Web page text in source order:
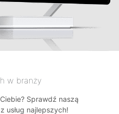
w branży
Sprawdź naszą
usług najlepszych!